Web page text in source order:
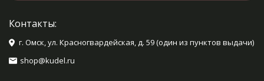
Контакты:
г. Омск, ул. Красногвардейская, д. 59 (один из пунктов выдачи)
shop@kudel.ru